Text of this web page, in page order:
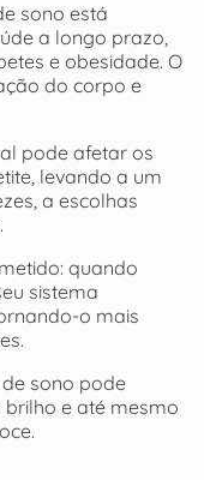
sono está
a longo prazo,
e obesidade. O
do corpo e
pode afetar os
levando a um
a escolhas
quando
sistema
o mais
sono pode
e até mesmo